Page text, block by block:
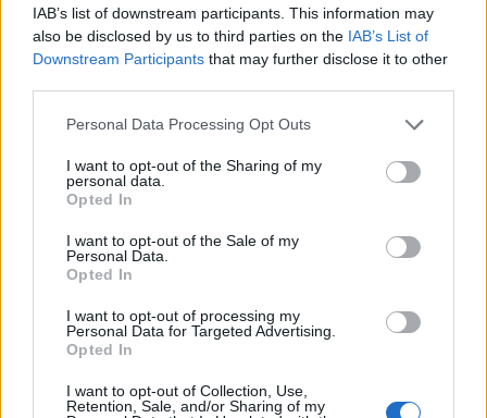
IAB’s list of downstream participants. This information may
also be disclosed by us to third parties on the IAB’s List of
Downstream Participants that may further disclose it to other
Personal Data Processing Opt Outs
I want to opt-out of the Sharing of my
personal data.
Opted In
I want to opt-out of the Sale of my
Personal Data.
Opted In
I want to opt-out of processing my
Personal Data for Targeted Advertising.
Opted In
I want to opt-out of Collection, Use,
Retention, Sale, and/or Sharing of my
Shane Kluivert krijgt kans van Flick en begint in
de basis bij FC Barcelona
Ouazane met Lionel Messi
Ajax zet grote stap richting volgende ronde na
ruime zege op Vojvodina
Dusan Tadic kijkt met bijzondere gevoelens naar
Ajax - Vojvodina
Zo veranderde de relatie tussen Rafael van der